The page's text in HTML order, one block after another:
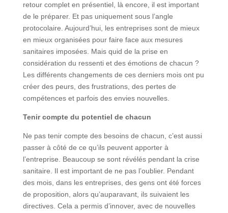
retour complet en présentiel, là encore, il est important
de le préparer. Et pas uniquement sous l’angle
protocolaire. Aujourd’hui, les entreprises sont de mieux
en mieux organisées pour faire face aux mesures
sanitaires imposées. Mais quid de la prise en
considération du ressenti et des émotions de chacun ?
Les différents changements de ces derniers mois ont pu
créer des peurs, des frustrations, des pertes de
compétences et parfois des envies nouvelles.
Tenir compte du potentiel de chacun
Ne pas tenir compte des besoins de chacun, c’est aussi
passer à côté de ce qu’ils peuvent apporter à
l’entreprise. Beaucoup se sont révélés pendant la crise
sanitaire. Il est important de ne pas l’oublier. Pendant
des mois, dans les entreprises, des gens ont été forces
de proposition, alors qu’auparavant, ils suivaient les
directives. Cela a permis d’innover, avec de nouvelles